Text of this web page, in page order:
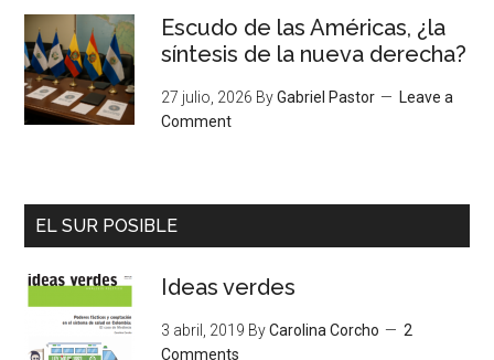
Escudo de las Américas, ¿la
síntesis de la nueva derecha?
27 julio, 2026 ByGabriel Pastor
Leave a
Comment
EL SUR POSIBLE
Ideas verdes
3 abril, 2019 ByCarolina Corcho
2
Comments